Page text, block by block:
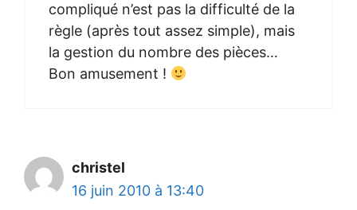
compliqué n’est pas la difficulté de la
règle (après tout assez simple), mais
la gestion du nombre des pièces…
Bon amusement !
christel
16 juin 2010 à 13:40